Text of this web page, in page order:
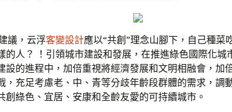
議，云浮客變設計應以“共創”理念山腳下，自己種菜
的人？ ！引領城市建設和發展，在推進綠色國際化城
設的進程中，加倍重視將經濟發展和文明相融會，加
，充足考慮老、中、青等分歧年齡段群體的需求，調
創綠色、宜居、安康和全齡友愛的可持續城市。